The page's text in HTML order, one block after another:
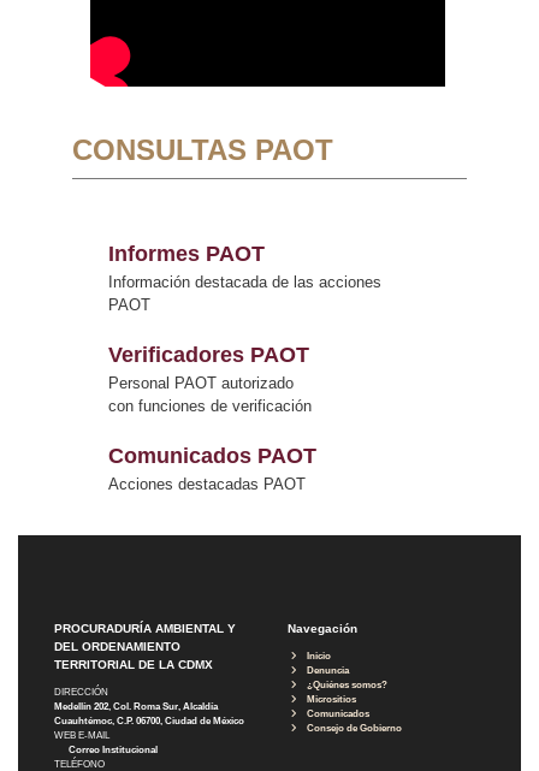
CONSULTAS PAOT
Informes PAOT
Información destacada de las acciones
PAOT
Verificadores PAOT
Personal PAOT autorizado
con funciones de verificación
Comunicados PAOT
Acciones destacadas PAOT
PROCURADURÍA AMBIENTAL Y
DEL ORDENAMIENTO
TERRITORIAL DE LA CDMX
DIRECCIÓN
Medellín 202, Col. Roma Sur, Alcaldía
Cuauhtémoc, C.P. 06700, Ciudad de México
WEB E-MAIL
Correo Institucional
TELÉFONO
Navegación
Inicio
Denuncia
¿Quiénes somos?
Micrositios
Comunicados
Consejo de Gobierno